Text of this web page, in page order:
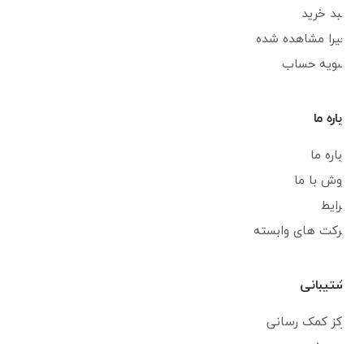
سبد خرید
اخیرا مشاهده شده
تسویه حساب
درباره ما
درباره ما
فروش با ما
شرایط
شرکت های وابسته
پشتیبانی
مرکز کمک رسانی